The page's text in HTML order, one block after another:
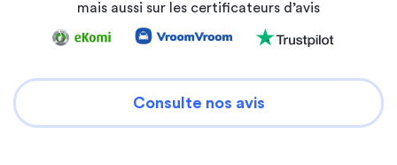
mais aussi sur les certificateurs d’avis
Consulte nos avis